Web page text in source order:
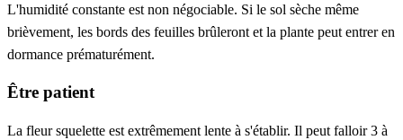
L'humidité constante est non négociable. Si le sol sèche même
brièvement, les bords des feuilles brûleront et la plante peut entrer en
dormance prématurément.
Être patient
La fleur squelette est extrêmement lente à s'établir. Il peut falloir 3 à